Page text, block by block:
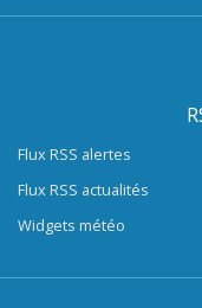
Flux RSS alertes
Flux RSS actualités
Widgets météo